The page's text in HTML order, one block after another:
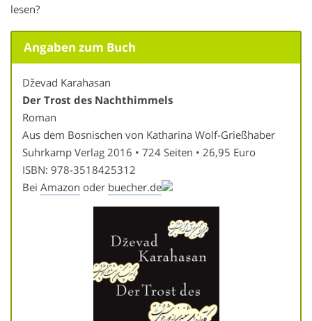
lesen?
Angaben zum Buch
Dževad Karahasan
Der Trost des Nachthimmels
Roman
Aus dem Bosnischen von Katharina Wolf-Grießhaber
Suhrkamp Verlag 2016 • 724 Seiten • 26,95 Euro
ISBN: 978-3518425312
Bei Amazon oder buecher.de